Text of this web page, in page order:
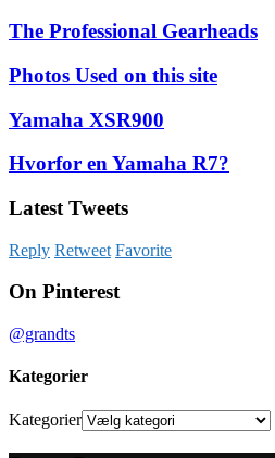
The Professional Gearheads
Photos Used on this site
Yamaha XSR900
Hvorfor en Yamaha R7?
Latest Tweets
Reply Retweet Favorite
On Pinterest
@grandts
Kategorier
Kategorier